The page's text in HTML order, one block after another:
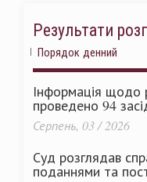
Результати
Порядок денний
Інформація щодо
проведено 94
Серпень, 03 / 2026
Суд розглядав
поданнями та